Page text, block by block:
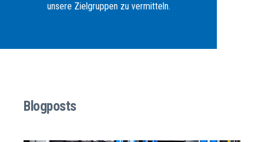
unsere Zielgruppen zu vermitteln.
Blogposts